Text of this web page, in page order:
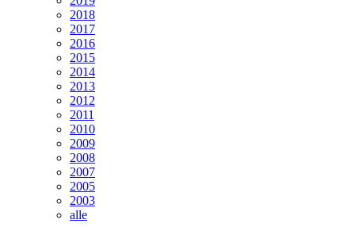
2018
2017
2016
2015
2014
2013
2012
2011
2010
2009
2008
2007
2005
2003
alle